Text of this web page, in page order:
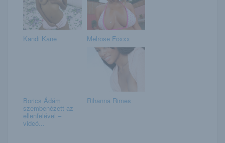
Kandi Kane Melrose Foxxx
Borics Ádám
szembenézett az
ellenfelével –
videó...
Rihanna Rimes